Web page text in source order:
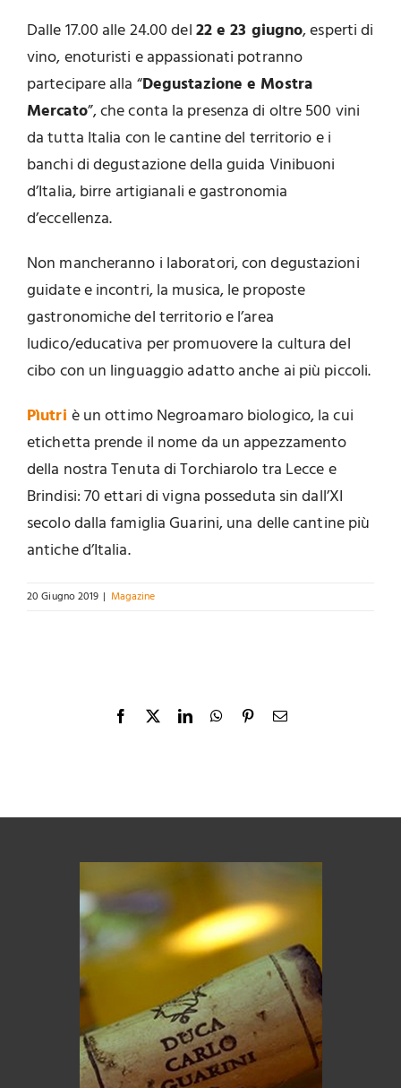
Dalle 17.00 alle 24.00 del22 e 23 giugno, esperti di
vino, enoturisti e appassionati potranno
partecipare alla “Degustazione e Mostra
Mercato”, che conta la presenza di oltre 500 vini
da tutta Italia con le cantine del territorio e i
banchi di degustazione della guida Vinibuoni
d’Italia, birre artigianali e gastronomia
d’eccellenza.
Non mancheranno i laboratori, con degustazioni
guidate e incontri, la musica, le proposte
gastronomiche del territorio e l’area
ludico/educativa per promuovere la cultura del
cibo con un linguaggio adatto anche ai più piccoli.
Pìutri è un ottimo Negroamaro biologico, la cui
etichetta prende il nome da un appezzamento
della nostra Tenuta di Torchiarolo tra Lecce e
Brindisi: 70 ettari di vigna posseduta sin dall’XI
secolo dalla famiglia Guarini, una delle cantine più
antiche d’Italia.
20 Giugno 2019 | Magazine
Facebook
X LinkedInWhatsApp
PinterestEmail